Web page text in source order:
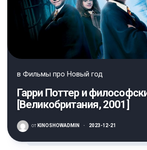
в Фильмы про Новый год
Гарри Поттер и
[Великобритания, 2001]
от KINOSHOWADMIN · 2023-12-21